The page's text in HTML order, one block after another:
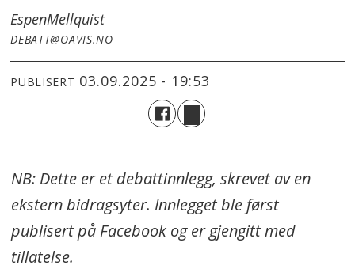
EspenMellquist
DEBATT@OAVIS.NO
PUBLISERT 03.09.2025 - 19:53
NB: Dette er et debattinnlegg, skrevet av en
ekstern bidragsyter. Innlegget ble først
publisert på Facebook og er gjengitt med
tillatelse.